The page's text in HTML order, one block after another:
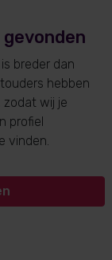
gevonden
breder dan
hebben
zodat wij je
profiel
vinden.